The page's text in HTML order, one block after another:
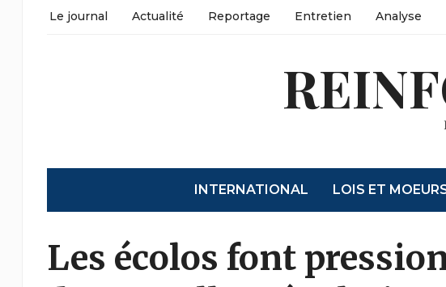
Le journal Actualité Reportage Entretien Analyse
INTERNATIONAL LOIS ET
Les écolos font